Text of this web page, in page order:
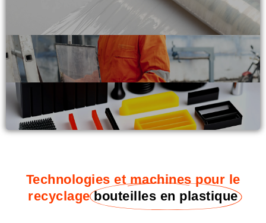
Technologies et machines pour le
recyclage bouteilles en plastique